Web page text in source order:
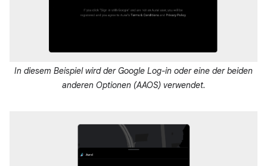
In diesem Beispiel wird der Google Log-in oder eine der beiden
anderen Optionen (AAOS) verwendet.